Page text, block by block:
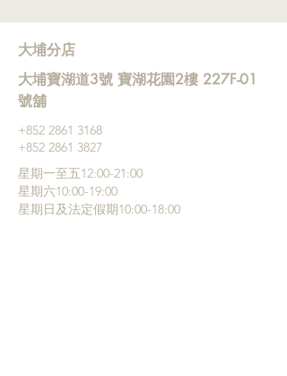
大埔分店
大埔寶湖道3號 寶湖花園2樓 227F-01
號舖
+852 ‭2861 3168
+852 2861 3827
星期一至五12:00-21:00
星期六10:00-19:00
星期日及法定假期10:00-18:00